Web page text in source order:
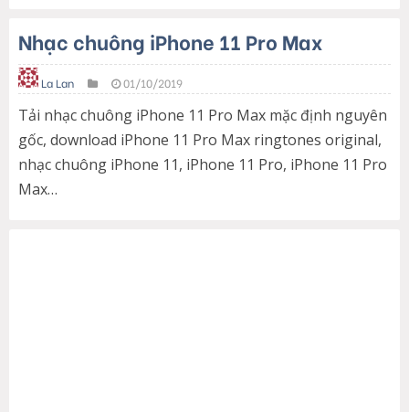
Nhạc chuông iPhone 11 Pro Max
La Lan 01/10/2019
Tải nhạc chuông iPhone 11 Pro Max mặc định nguyên
gốc, download iPhone 11 Pro Max ringtones original,
nhạc chuông iPhone 11, iPhone 11 Pro, iPhone 11 Pro
Max…